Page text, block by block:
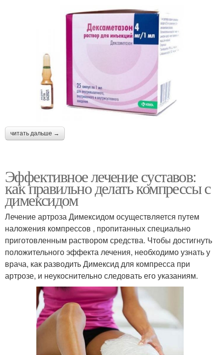
читать дальше →
Эффективное лечение суставов:
как правильно делать компрессы с
димексидом
Лечение артроза Димексидом осуществляется путем
наложения компрессов , пропитанных специально
приготовленным раствором средства. Чтобы достигнуть
положительного эффекта лечения, необходимо узнать у
врача, как разводить Димексид для компресса при
артрозе, и неукоснительно следовать его указаниям.